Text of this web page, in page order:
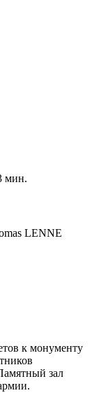
мин.
к монументу
зал